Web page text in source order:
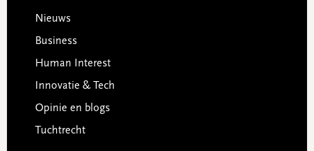
Footer
Nieuws
Business
Human Interest
Innovatie & Tech
Opinie en blogs
Tuchtrecht